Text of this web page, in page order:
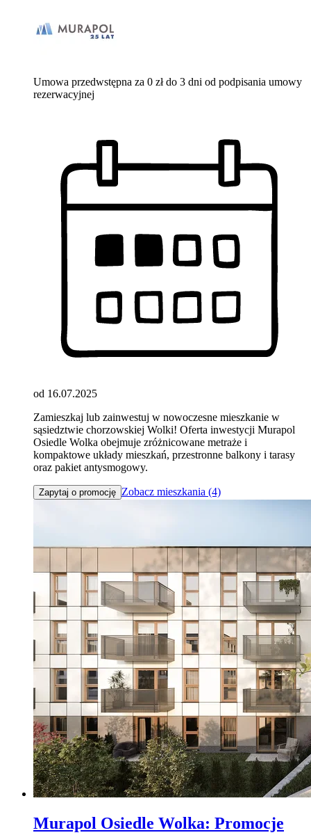
Umowa przedwstępna za 0 zł do 3 dni od podpisania umowy
rezerwacyjnej
od 16.07.2025
Zamieszkaj lub zainwestuj w nowoczesne mieszkanie w
sąsiedztwie chorzowskiej Wolki! Oferta inwestycji Murapol
Osiedle Wolka obejmuje zróżnicowane metraże i
kompaktowe układy mieszkań, przestronne balkony i tarasy
oraz pakiet antysmogowy.
Zapytaj o promocję Zobacz mieszkania (4)
Murapol Osiedle Wolka: Promocje